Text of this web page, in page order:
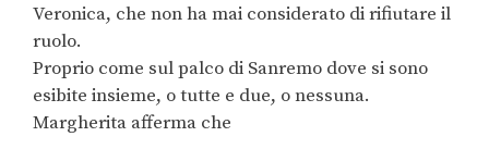
Veronica, che non ha mai considerato di rifiutare il
ruolo.
Proprio come sul palco di Sanremo dove si sono
esibite insieme, o tutte e due, o nessuna.
Margherita afferma che